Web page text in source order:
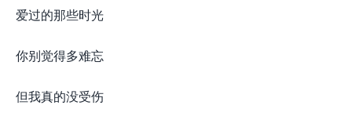
爱过的那些时光
你别觉得多难忘
但我真的没受伤